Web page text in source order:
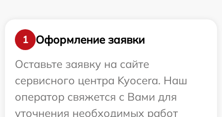
1
Оформление заявки
Оставьте заявку на сайте
сервисного центра Kyocera. Наш
оператор свяжется с Вами для
уточнения необходимых работ